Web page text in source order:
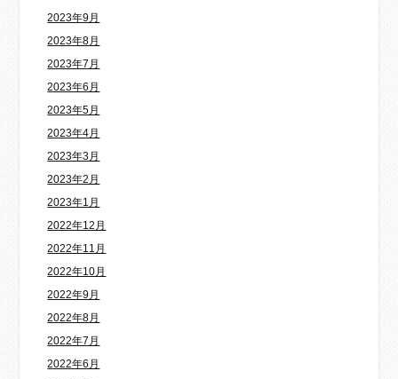
2023年9月
2023年8月
2023年7月
2023年6月
2023年5月
2023年4月
2023年3月
2023年2月
2023年1月
2022年12月
2022年11月
2022年10月
2022年9月
2022年8月
2022年7月
2022年6月